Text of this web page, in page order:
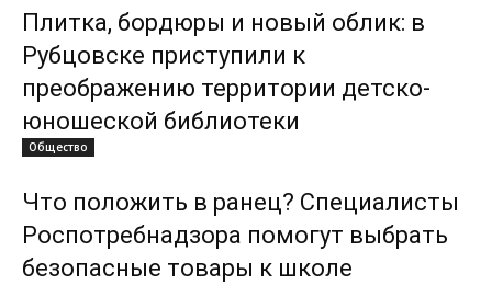
Плитка, бордюры и новый облик: в
Рубцовске приступили к
преображению территории детско-
юношеской библиотеки
Общество
Что положить в ранец? Специалисты
Роспотребнадзора помогут выбрать
безопасные товары к школе